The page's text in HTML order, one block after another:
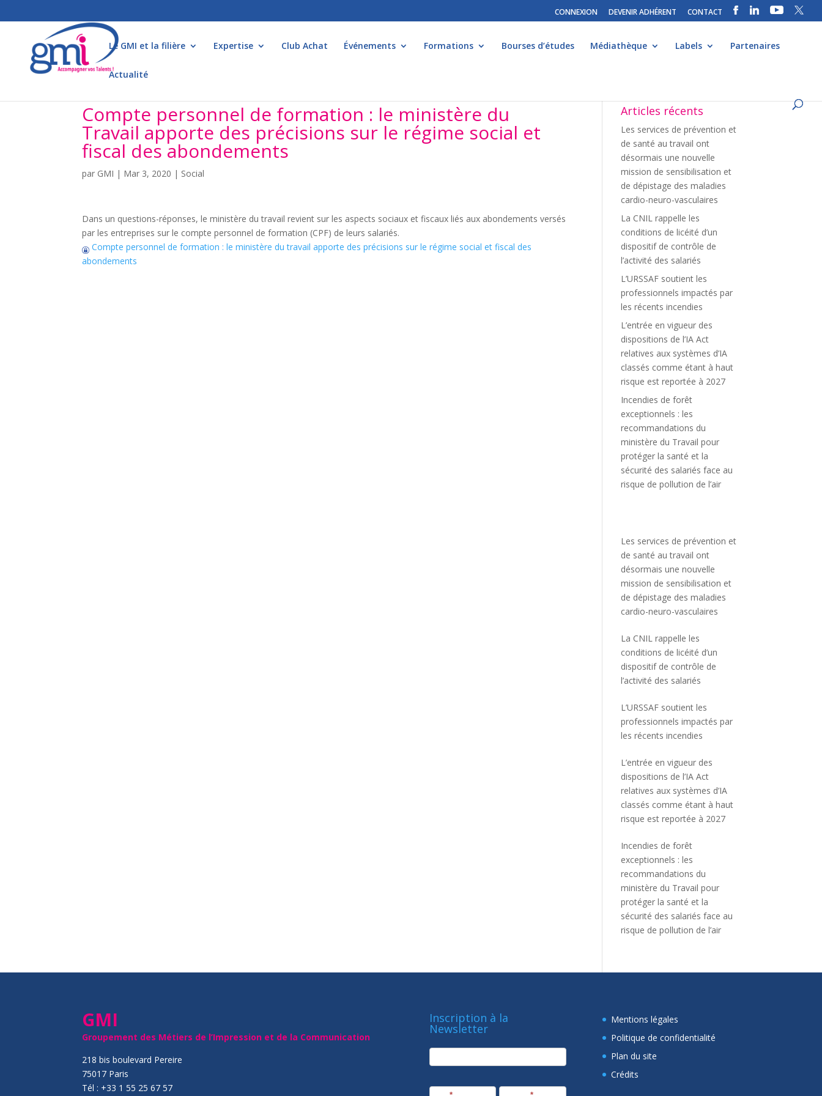
CONNEXION DEVENIR ADHÉRENT CONTACT
Le GMI et la filière Expertise Club Achat Événements Formations Bourses d’études Médiathèque Labels Partenaires
Actualité
Compte personnel de formation : le ministère du
Travail apporte des précisions sur le régime social et
fiscal des abondements
par GMI | Mar 3, 2020 | Social
Dans un questions-réponses, le ministère du travail revient sur les aspects sociaux et fiscaux liés aux abondements versés
par les entreprises sur le compte personnel de formation (CPF) de leurs salariés.
Compte personnel de formation : le ministère du travail apporte des précisions sur le régime social et fiscal des
abondements
Articles récents
Les services de prévention et
de santé au travail ont
désormais une nouvelle
mission de sensibilisation et
de dépistage des maladies
cardio-neuro-vasculaires
La CNIL rappelle les
conditions de licéité d’un
dispositif de contrôle de
l’activité des salariés
L’URSSAF soutient les
professionnels impactés par
les récents incendies
L’entrée en vigueur des
dispositions de l’IA Act
relatives aux systèmes d’IA
classés comme étant à haut
risque est reportée à 2027
Incendies de forêt
exceptionnels : les
recommandations du
ministère du Travail pour
protéger la santé et la
sécurité des salariés face au
risque de pollution de l’air
Les services de prévention et
de santé au travail ont
désormais une nouvelle
mission de sensibilisation et
de dépistage des maladies
cardio-neuro-vasculaires
La CNIL rappelle les
conditions de licéité d’un
dispositif de contrôle de
l’activité des salariés
L’URSSAF soutient les
professionnels impactés par
les récents incendies
L’entrée en vigueur des
dispositions de l’IA Act
relatives aux systèmes d’IA
classés comme étant à haut
risque est reportée à 2027
Incendies de forêt
exceptionnels : les
recommandations du
ministère du Travail pour
protéger la santé et la
sécurité des salariés face au
risque de pollution de l’air
GMI
Groupement des Métiers de l’Impression et de la Communication
218 bis boulevard Pereire
75017 Paris
Tél : +33 1 55 25 67 57
Inscription à la
Newsletter
newsletter
Mentions légales
Politique de confidentialité
Plan du site
Crédits